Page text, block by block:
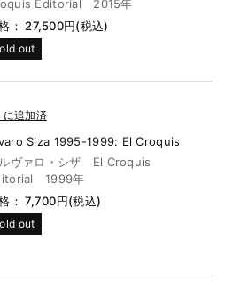
Editorial 2015年
： 27,500円(税込)
out
に追加済
Siza 1995-1999: El Croquis
ヴァロ・シザ El Croquis
1999年
： 7,700円(税込)
out